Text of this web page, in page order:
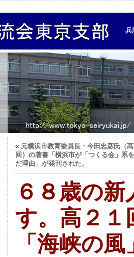
兵
« 元横浜市教育委員長・今田忠彦氏（
回）の著書「横浜市が「つくる会」系
だ理由」が発刊された。
６８歳の
す。高２１
「海峡の